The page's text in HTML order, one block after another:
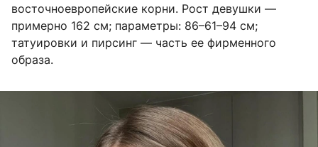
восточноевропейские корни. Рост девушки —
примерно 162 см; параметры: 86–61–94 см;
татуировки и пирсинг — часть ее фирменного
образа.